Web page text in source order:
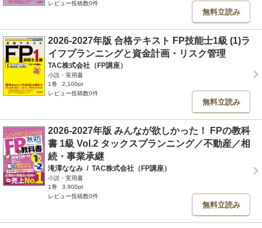
レビュー投稿数0件
無料立読み
2026-2027年版 合格テキスト FP技能士1級 (1)ラ
イフプランニングと資金計画・リスク管理
TAC株式会社（FP講座）
小説・実用書
1巻
2,100pt
レビュー投稿数0件
無料立読み
2026-2027年版 みんなが欲しかった！ FPの教科
書 1級 Vol.2 タックスプランニング／不動産／相
続・事業承継
滝澤ななみ / TAC株式会社（FP講座）
小説・実用書
1巻
3,900pt
レビュー投稿数0件
無料立読み